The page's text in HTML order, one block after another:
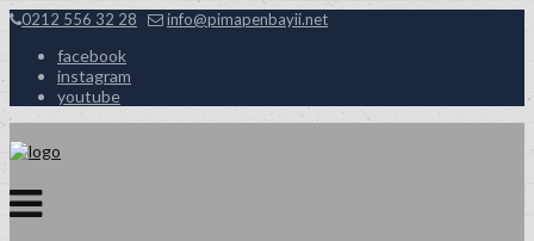
0212 556 32 28 info@pimapenbayii.net
facebook
instagram
youtube